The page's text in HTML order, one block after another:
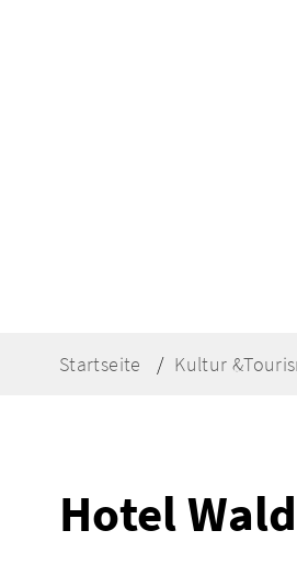
Startseite Kultur
Hotel